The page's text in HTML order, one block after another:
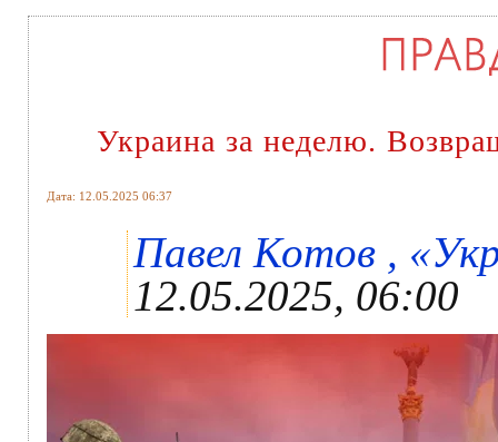
Украина за неделю.
Дата: 12.05.2025 06:37
Павел Котов ,
12.05.2025, 06:00